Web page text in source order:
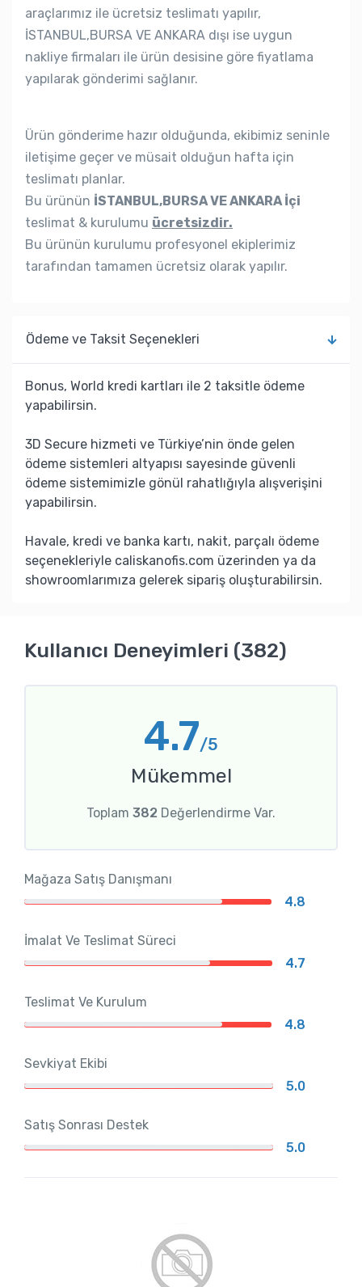
araçlarımız ile ücretsiz teslimatı yapılır,
İSTANBUL,BURSA VE ANKARA dışı ise uygun
nakliye firmaları ile ürün desisine göre fiyatlama
yapılarak gönderimi sağlanır.
Ürün gönderime hazır olduğunda, ekibimiz seninle
iletişime geçer ve müsait olduğun hafta için
teslimatı planlar.
Bu ürünün İSTANBUL,BURSA VE ANKARA İçi
teslimat & kurulumu ücretsizdir.
Bu ürünün kurulumu profesyonel ekiplerimiz
tarafından tamamen ücretsiz olarak yapılır.
Ödeme ve Taksit Seçenekleri
Bonus, World kredi kartları ile 2 taksitle ödeme
yapabilirsin.
3D Secure hizmeti ve Türkiye’nin önde gelen
ödeme sistemleri altyapısı sayesinde güvenli
ödeme sistemimizle gönül rahatlığıyla alışverişini
yapabilirsin.
Havale, kredi ve banka kartı, nakit, parçalı ödeme
seçenekleriyle caliskanofis.com üzerinden ya da
showroomlarımıza gelerek sipariş oluşturabilirsin.
Kullanıcı Deneyimleri (382)
4.7/5
Mükemmel
Toplam 382 Değerlendirme Var.
Mağaza Satış Danışmanı
4.8
İmalat Ve Teslimat Süreci
4.7
Teslimat Ve Kurulum
4.8
Sevkiyat Ekibi
5.0
Satış Sonrası Destek
5.0